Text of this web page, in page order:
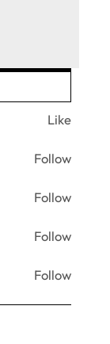
Like
Follow
Follow
Follow
Follow